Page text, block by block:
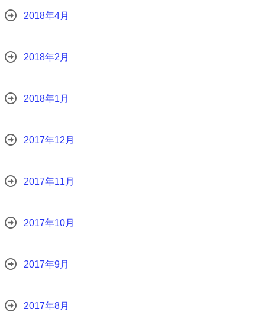
2018年4月
2018年2月
2018年1月
2017年12月
2017年11月
2017年10月
2017年9月
2017年8月